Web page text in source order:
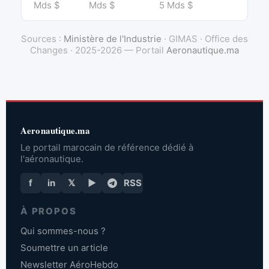
Mds $ Mds $ 5 Mds $
Sources : Ministère de l'Industrie · GIMAS · Office des
Changes · 2025-2026 — Portail Aeronautique.ma
Aeronautique.ma
Le portail marocain de référence dédié à
l'aéronautique.
f in 𝕏 ▶ RSS
À PROPOS
Qui sommes-nous ?
Soumettre un article
Newsletter AéroHebdo